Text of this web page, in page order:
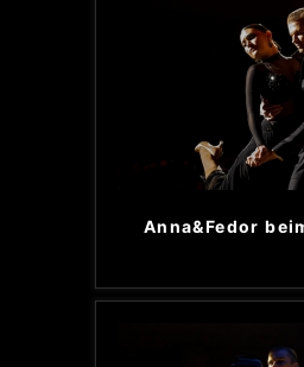
Anna&Fedor